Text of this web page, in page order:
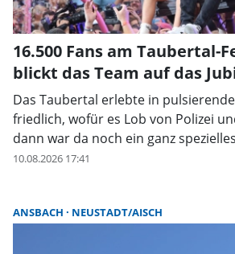
16.500 Fans am Taubertal-
blickt das Team auf das
Das Taubertal erlebte in
friedlich, wofür es Lob von Polizei
dann war da noch ein ganz
10.08.2026 17:41
ANSBACH NEUSTADT/AISCH